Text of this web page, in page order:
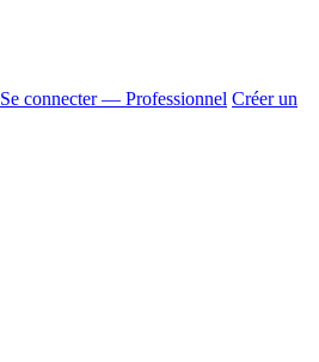
Se connecter — Professionnel Créer un